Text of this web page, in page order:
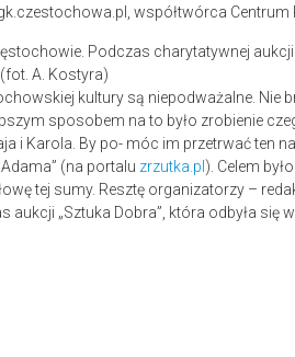
współtwórca
A. Kostyra)
kultury są niepodważalne. Nie
sposobem na to było zrobienie
i Karola. By po- móc im przetrwać ten
(na portalu zrzutka.pl ). Celem
tej sumy. Resztę organizatorzy –
aukcji „Sztuka Dobra”, która odbyła się